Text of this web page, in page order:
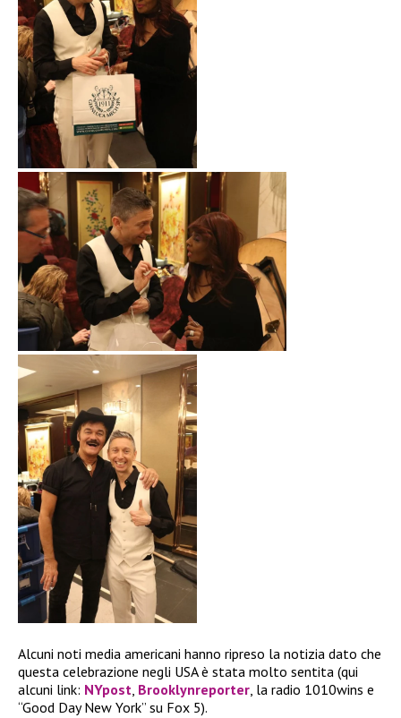
Alcuni noti media americani hanno ripreso la notizia dato che
questa celebrazione negli USA è stata molto sentita (qui
alcuni link: NYpost, Brooklynreporter, la radio 1010wins e
“Good Day New York” su Fox 5).